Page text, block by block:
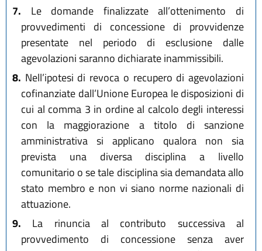
7. Le domande finalizzate all’ottenimento di
provvedimenti di concessione di provvidenze
presentate nel periodo di esclusione dalle
agevolazioni saranno dichiarate inammissibili.
8. Nell’ipotesi di revoca o recupero di agevolazioni
cofinanziate dall’Unione Europea le disposizioni di
cui al comma 3 in ordine al calcolo degli interessi
con la maggiorazione a titolo di sanzione
amministrativa si applicano qualora non sia
prevista una diversa disciplina a livello
comunitario o se tale disciplina sia demandata allo
stato membro e non vi siano norme nazionali di
attuazione.
9. La rinuncia al contributo successiva al
provvedimento di concessione senza aver